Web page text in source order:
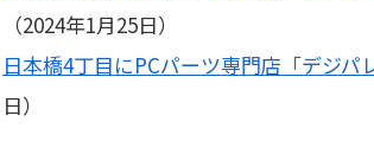
（2024年1月25日）
日本橋4丁目にPCパーツ専門店「デジパ
日）